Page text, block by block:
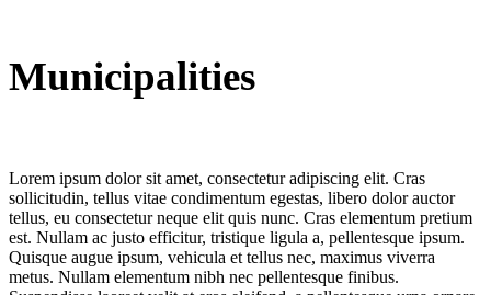
Municipalities
Lorem ipsum dolor sit amet, consectetur adipiscing elit. Cras
sollicitudin, tellus vitae condimentum egestas, libero dolor auctor
tellus, eu consectetur neque elit quis nunc. Cras elementum pretium
est. Nullam ac justo efficitur, tristique ligula a, pellentesque ipsum.
Quisque augue ipsum, vehicula et tellus nec, maximus viverra
metus. Nullam elementum nibh nec pellentesque finibus.